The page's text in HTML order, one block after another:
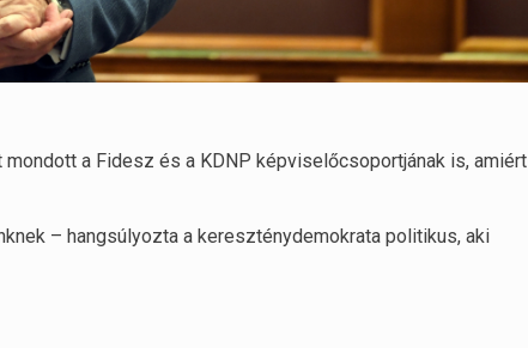
a Fidesz és a KDNP képviselőcsoportjának is, amiért
– hangsúlyozta a kereszténydemokrata politikus, aki